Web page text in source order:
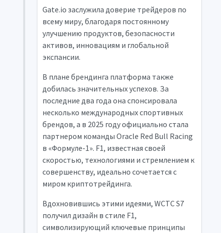
Gate.io заслужила доверие трейдеров по
всему миру, благодаря постоянному
улучшению продуктов, безопасности
активов, инновациям и глобальной
экспансии.
В плане брендинга платформа также
добилась значительных успехов. За
последние два года она спонсировала
несколько международных спортивных
брендов, а в 2025 году официально стала
партнером команды Oracle Red Bull Racing
в «Формуле-1». F1, известная своей
скоростью, технологиями и стремлением к
совершенству, идеально сочетается с
миром криптотрейдинга.
Вдохновившись этими идеями, WCTC S7
получил дизайн в стиле F1,
символизирующий ключевые принципы